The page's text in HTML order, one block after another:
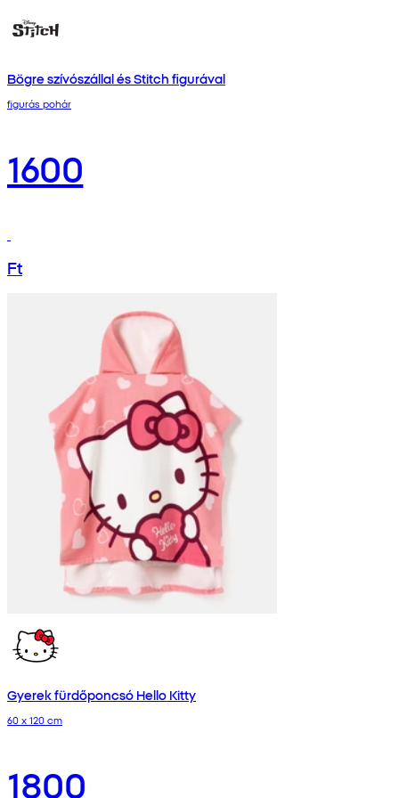
Bögre szívószállal és Stitch figurával
figurás pohár
1600
Ft
Gyerek fürdőponcsó Hello Kitty
60 x 120 cm
1800